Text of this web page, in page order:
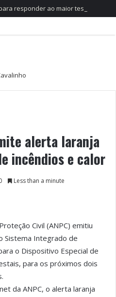
alerta laranja
incêndios e calor
Less than a minute
Civil (ANPC) emitiu
Sistema Integrado de
o Dispositivo Especial de
para os próximos dois
da ANPC, o alerta laranja